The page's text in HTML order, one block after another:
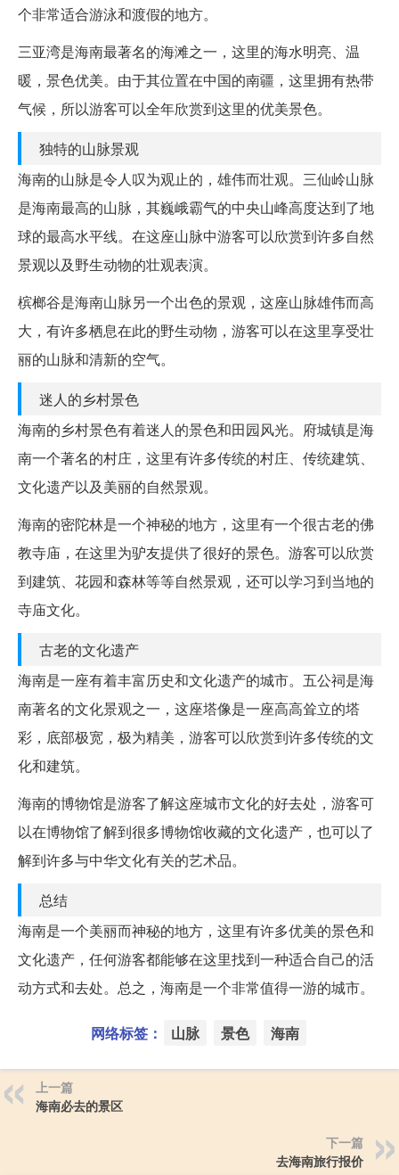
个非常适合游泳和渡假的地方。
三亚湾是海南最著名的海滩之一，这里的海水明亮、温
暖，景色优美。由于其位置在中国的南疆，这里拥有热带
气候，所以游客可以全年欣赏到这里的优美景色。
独特的山脉景观
海南的山脉是令人叹为观止的，雄伟而壮观。三仙岭山脉
是海南最高的山脉，其巍峨霸气的中央山峰高度达到了地
球的最高水平线。在这座山脉中游客可以欣赏到许多自然
景观以及野生动物的壮观表演。
槟榔谷是海南山脉另一个出色的景观，这座山脉雄伟而高
大，有许多栖息在此的野生动物，游客可以在这里享受壮
丽的山脉和清新的空气。
迷人的乡村景色
海南的乡村景色有着迷人的景色和田园风光。府城镇是海
南一个著名的村庄，这里有许多传统的村庄、传统建筑、
文化遗产以及美丽的自然景观。
海南的密陀林是一个神秘的地方，这里有一个很古老的佛
教寺庙，在这里为驴友提供了很好的景色。游客可以欣赏
到建筑、花园和森林等等自然景观，还可以学习到当地的
寺庙文化。
古老的文化遗产
海南是一座有着丰富历史和文化遗产的城市。五公祠是海
南著名的文化景观之一，这座塔像是一座高高耸立的塔
彩，底部极宽，极为精美，游客可以欣赏到许多传统的文
化和建筑。
海南的博物馆是游客了解这座城市文化的好去处，游客可
以在博物馆了解到很多博物馆收藏的文化遗产，也可以了
解到许多与中华文化有关的艺术品。
总结
海南是一个美丽而神秘的地方，这里有许多优美的景色和
文化遗产，任何游客都能够在这里找到一种适合自己的活
动方式和去处。总之，海南是一个非常值得一游的城市。
网络标签： 山脉 景色 海南
上一篇
海南必去的景区
下一篇
去海南旅行报价